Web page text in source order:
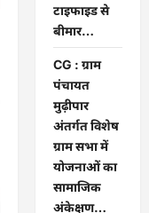
टाइफाइड से
बीमार…
CG : ग्राम
पंचायत
मुढ़ीपार
अंतर्गत विशेष
ग्राम सभा में
योजनाओं का
सामाजिक
अंकेक्षण…